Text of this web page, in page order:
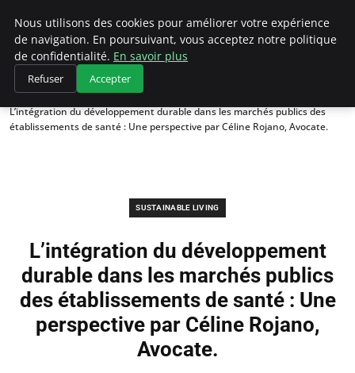
Climategatecountryclub.com
Accueil
Sustainable Living
L’intégration du développement durable dans les marchés publics des
établissements de santé : Une perspective par Céline Rojano, Avocate.
SUSTAINABLE LIVING
L’intégration du développement
durable dans les marchés publics
des établissements de santé : Une
perspective par Céline Rojano,
Avocate.
Nous utilisons des cookies pour améliorer votre expérience
de navigation. En poursuivant, vous acceptez notre politique
de confidentialité. En savoir plus
Refuser Accepter